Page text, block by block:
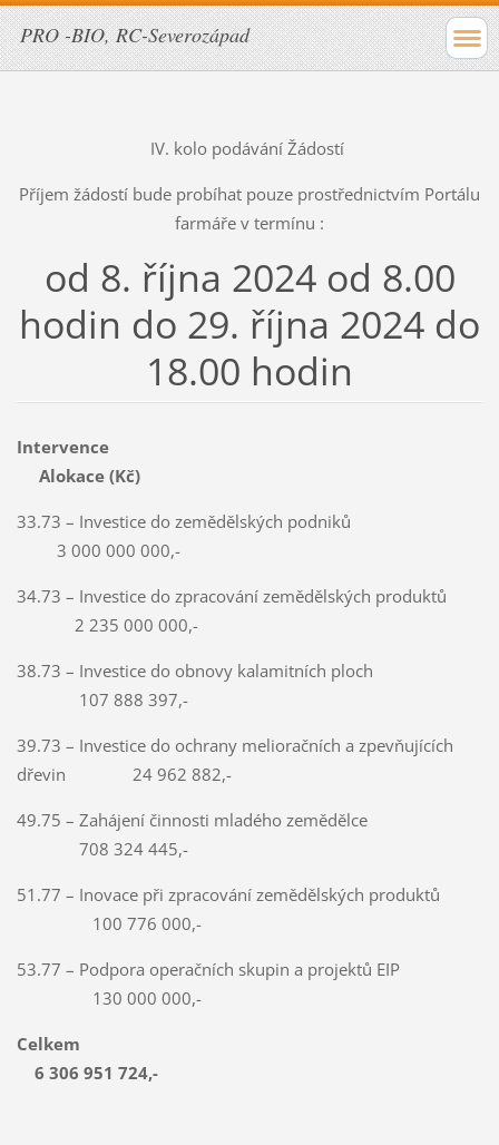
PRO -BIO, RC-Severozápad
IV. kolo podávání Žádostí
Příjem žádostí bude probíhat pouze prostřednictvím Portálu
farmáře v termínu :
od 8. října 2024 od 8.00
hodin do 29. října 2024 do
18.00 hodin
Intervence
Alokace (Kč)
33.73 – Investice do zemědělských podniků
3 000 000 000,-
34.73 – Investice do zpracování zemědělských produktů
2 235 000 000,-
38.73 – Investice do obnovy kalamitních ploch
107 888 397,-
39.73 – Investice do ochrany melioračních a zpevňujících
dřevin 24 962 882,-
49.75 – Zahájení činnosti mladého zemědělce
708 324 445,-
51.77 – Inovace při zpracování zemědělských produktů
100 776 000,-
53.77 – Podpora operačních skupin a projektů EIP
130 000 000,-
Celkem
6 306 951 724,-